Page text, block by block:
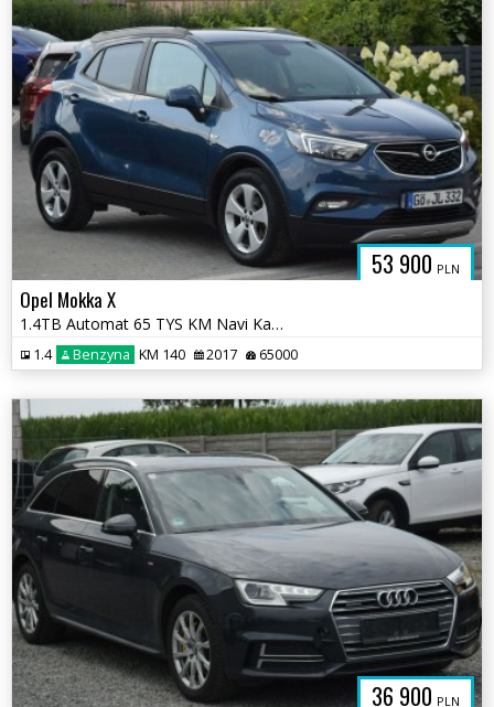
53 900 PLN
Opel Mokka X
1.4TB Automat 65 TYS KM Navi Kamera Oryginał Lakier Sprowadzony
1.4 Benzyna KM 140 2017 65000
36 900 PLN